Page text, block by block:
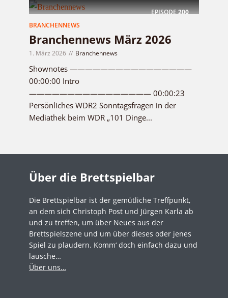
EPISODE200
BRANCHENNEWS
Branchennews März 2026
1. März 2026 Branchennews
Shownotes ————————————————
00:00:00 Intro
———————————————— 00:00:23
Persönliches WDR2 Sonntagsfragen in der
Mediathek beim WDR „101 Dinge...
Über die Brettspielbar
Die Brettspielbar ist der gemütliche Treffpunkt,
an dem sich Christoph Post und Jürgen Karla ab
und zu treffen, um über Neues aus der
Brettspielszene und um über dieses oder jenes
Spiel zu plaudern. Komm‘ doch einfach dazu und
lausche…
Über uns…